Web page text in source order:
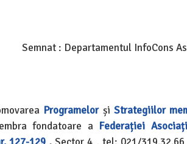
Semnat : Departamentul InfoCons
Programelorși Strategiilor
fondatoare a Federației